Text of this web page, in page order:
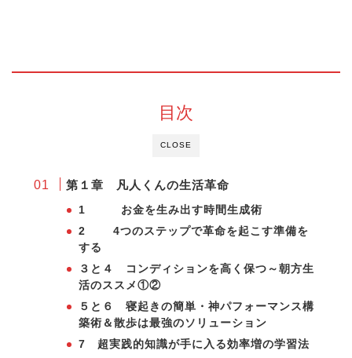
CLOSE
目次
第１章 凡人くんの生活革命
1 お金を生み出す時間生成術
2 4つのステップで革命を起こす準備を
する
３と４ コンディションを高く保つ～朝方生
活のススメ①②
５と６ 寝起きの簡単・神パフォーマンス構
築術＆散歩は最強のソリューション
7 超実践的知識が手に入る効率増の学習法